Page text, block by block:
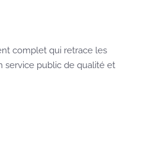
complet qui retrace les
service public de qualité et